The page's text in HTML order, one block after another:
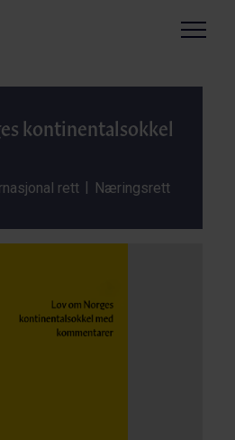
Menu
kontinentalsokkel
|